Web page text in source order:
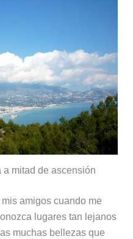
a mitad de ascensión
amigos cuando me
lugares tan lejanos
muchas bellezas que